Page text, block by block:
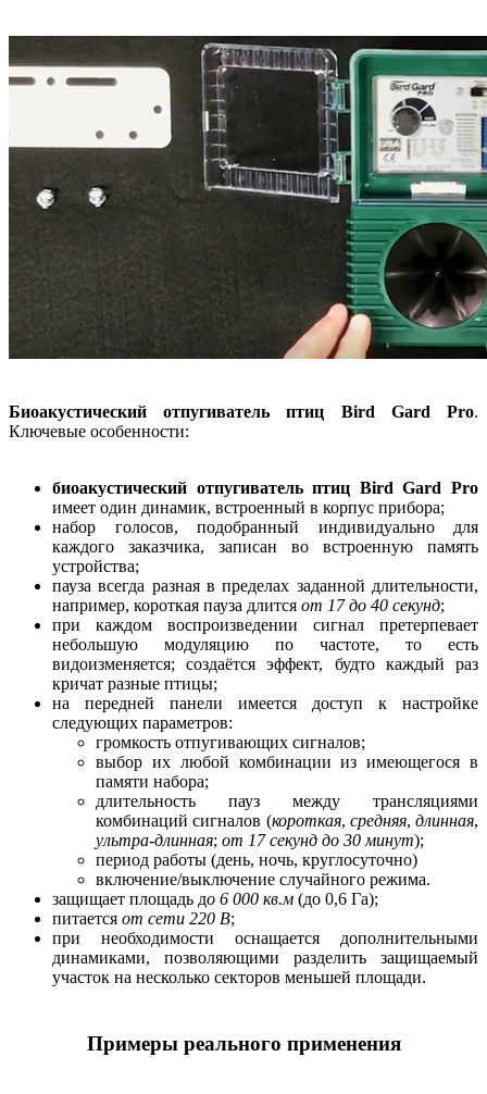
Биоакустический отпугиватель птиц Bird Gard Pro.
Ключевые особенности:
биоакустический отпугиватель птиц Bird Gard Pro
имеет один динамик, встроенный в корпус прибора;
набор голосов, подобранный индивидуально для
каждого заказчика, записан во встроенную память
устройства;
пауза всегда разная в пределах заданной длительности,
например, короткая пауза длится от 17 до 40 секунд;
при каждом воспроизведении сигнал претерпевает
небольшую модуляцию по частоте, то есть
видоизменяется; создаётся эффект, будто каждый раз
кричат разные птицы;
на передней панели имеется доступ к настройке
следующих параметров:
громкость отпугивающих сигналов;
выбор их любой комбинации из имеющегося в
памяти набора;
длительность пауз между трансляциями
комбинаций сигналов (короткая, средняя, длинная,
ультра-длинная; от 17 секунд до 30 минут);
период работы (день, ночь, круглосуточно)
включение/выключение случайного режима.
защищает площадь до 6 000 кв.м (до 0,6 Га);
питается от сети 220 В;
при необходимости оснащается дополнительными
динамиками, позволяющими разделить защищаемый
участок на несколько секторов меньшей площади.
Примеры реального применения